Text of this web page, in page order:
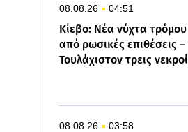
08.08.26 04:51
Κίεβο: Νέα νύχτα τρόμου
από ρωσικές επιθέσεις –
Τουλάχιστον τρεις νεκροί
08.08.26 03:58